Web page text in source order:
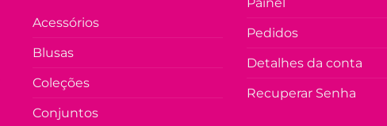
Acessórios
Blusas
Coleções
Conjuntos
Pedidos
Detalhes da conta
Recuperar Senha